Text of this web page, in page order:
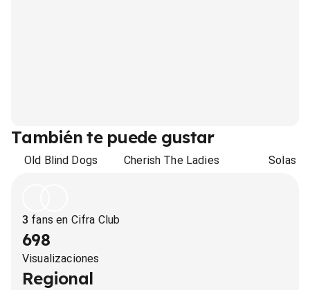
También te puede gustar
Old Blind Dogs Cherish The Ladies Solas
3 fans en Cifra Club
698
Visualizaciones
Regional